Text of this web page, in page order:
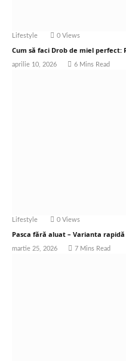
Lifestyle 0 Views
Cum să faci Drob de miel
aprilie 10, 2026 6 Mins Read
Lifestyle 0 Views
Pasca fără aluat – Varianta
martie 25, 2026 7 Mins Read